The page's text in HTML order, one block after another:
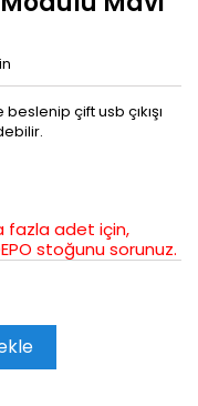
çift usb çıkışı
fazla adet için,
stoğunu sorunuz.